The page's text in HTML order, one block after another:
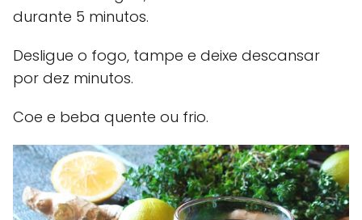
durante 5 minutos.
Desligue o fogo, tampe e deixe descansar
por dez minutos.
Coe e beba quente ou frio.